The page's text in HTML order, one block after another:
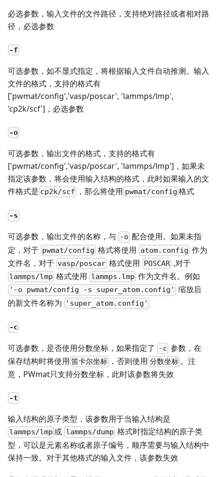
必选参数，输入文件的文件路径，支持绝对路径或者相对路
径，必选参数
-f
可选参数，如不显式指定，将根据输入文件自动推测。输入
文件的格式，支持的格式有
['pwmat/config','vasp/poscar', 'lammps/lmp',
'cp2k/scf']，必选参数
-o
可选参数，输出文件的格式，支持的格式有
['pwmat/config','vasp/poscar', 'lammps/lmp']，如果未
指定该参数，将会使用输入结构的格式，此时如果输入的文
件格式是 cp2k/scf ，那么将使用 pwmat/config 格式
-s
可选参数，输出文件的名称，与 -o 配合使用。如果未指
定，对于 pwmat/config 格式将使用 atom.config 作为
文件名，对于 vasp/poscar 格式使用 POSCAR,对于
lammps/lmp 格式使用 lammps.lmp 作为文件名。例如
'-o pwmat/config -s super_atom.config' 缩放后
的新文件名称为
'super_atom.config'
-c
可选参数，是否使用分数坐标，如果指定了 -c 参数，在
保存结构时将使用 笛卡尔坐标 ，否则使用 分数坐标。注
意，PWmat只支持分数坐标，此时该参数将失效
-t
输入结构的原子类型，该参数用于当输入结构是
lammps/lmp 或 lammps/dump 格式时指定结构的原子类
型，可以是元素名称或者原子编号，顺序需要与输入结构中
保持一致。对于其他格式的输入文件，该参数失效